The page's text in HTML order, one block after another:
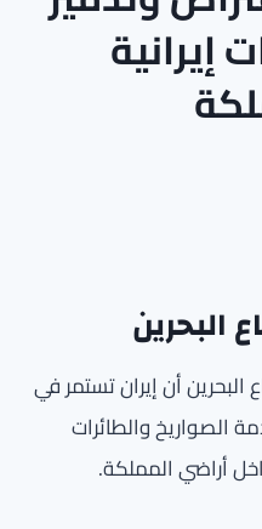
إيرانية
البحرين
أن إيران تستمر في
الصواريخ والطائرات
أراضي المملكة.